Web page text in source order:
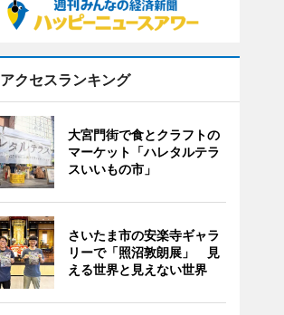
アクセスランキング
大宮門街で食とクラフトの
マーケット「ハレタルテラ
スいいもの市」
さいたま市の安楽寺ギャラ
リーで「照沼敦朗展」 見
える世界と見えない世界